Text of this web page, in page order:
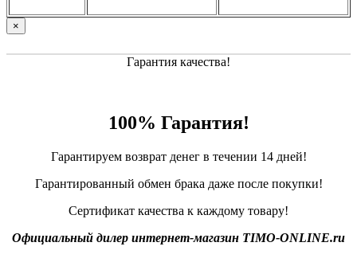
×
Гарантия качества!
100% Гарантия!
Гарантируем возврат денег в течении 14 дней!
Гарантированный обмен брака даже после покупки!
Сертификат качества к каждому товару!
Официальный дилер интернет-магазин TIMO-ONLINE.ru